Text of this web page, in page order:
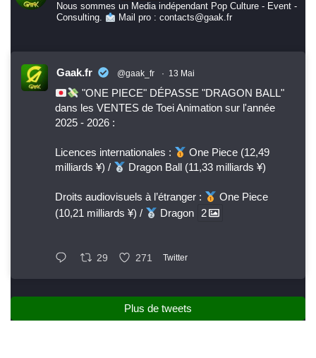
Nous sommes un Media indépendant Pop Culture - Event -
Consulting.
Mail pro : contacts@gaak.fr
Gaak.fr @gaak_fr · 13 Mai
"ONE PIECE" DÉPASSE "DRAGON BALL"
dans les VENTES de Toei Animation sur l'année
2025 - 2026 :
Licences internationales :
One Piece (12,49
milliards ¥) /
Dragon Ball (11,33 milliards ¥)
Droits audiovisuels à l’étranger :
One Piece
(10,21 milliards ¥) /
Dragon 2
29 271 Twitter
Plus de tweets